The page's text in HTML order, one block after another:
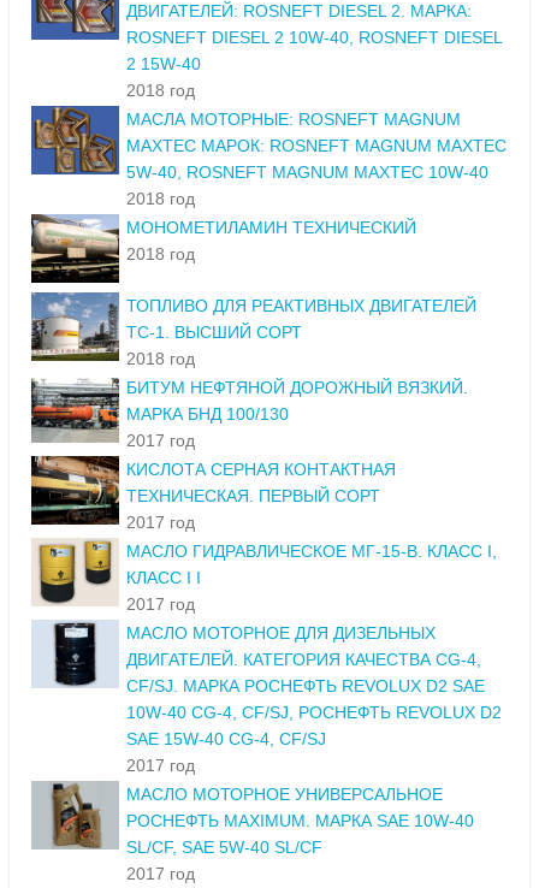
ДВИГАТЕЛЕЙ: ROSNEFT DIESEL 2. МАРКА:
ROSNEFT DIESEL 2 10W-40, ROSNEFT DIESEL
2 15W-40
2018 год
МАСЛА МОТОРНЫЕ: ROSNEFT MAGNUM
MAXTEC МАРОК: ROSNEFT MAGNUM MAXTEC
5W-40, ROSNEFT MAGNUM MAXTEC 10W-40
2018 год
МОНОМЕТИЛАМИН ТЕХНИЧЕСКИЙ
2018 год
ТОПЛИВО ДЛЯ РЕАКТИВНЫХ ДВИГАТЕЛЕЙ
ТС-1. ВЫСШИЙ СОРТ
2018 год
БИТУМ НЕФТЯНОЙ ДОРОЖНЫЙ ВЯЗКИЙ.
МАРКА БНД 100/130
2017 год
КИСЛОТА СЕРНАЯ КОНТАКТНАЯ
ТЕХНИЧЕСКАЯ. ПЕРВЫЙ СОРТ
2017 год
МАСЛО ГИДРАВЛИЧЕСКОЕ МГ-15-В. КЛАСС I,
КЛАСС I I
2017 год
МАСЛО МОТОРНОЕ ДЛЯ ДИЗЕЛЬНЫХ
ДВИГАТЕЛЕЙ. КАТЕГОРИЯ КАЧЕСТВА CG-4,
CF/SJ. МАРКА РОСНЕФТЬ REVOLUX D2 SAE
10W-40 CG-4, CF/SJ, РОСНЕФТЬ REVOLUX D2
SAE 15W-40 CG-4, CF/SJ
2017 год
МАСЛО МОТОРНОЕ УНИВЕРСАЛЬНОЕ
РОСНЕФТЬ MAXIMUM. МАРКА SAE 10W-40
SL/CF, SAE 5W-40 SL/CF
2017 год